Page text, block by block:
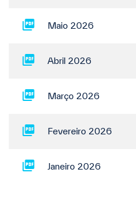
Maio 2026
Abril 2026
Março 2026
Fevereiro 2026
Janeiro 2026